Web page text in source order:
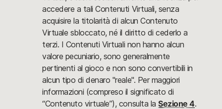
accedere a tali Contenuti Virtuali, senza
acquisire la titolarità di alcun Contenuto
Virtuale sbloccato, né il diritto di cederlo a
terzi. I Contenuti Virtuali non hanno alcun
valore pecuniario, sono generalmente
pertinenti al gioco e non sono convertibili in
alcun tipo di denaro "reale". Per maggiori
informazioni (compreso il significato di
“Contenuto virtuale”), consulta laSezione 4.